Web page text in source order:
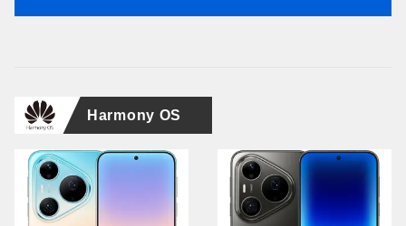
Mulberry Black (Global)
151,300円
(256GB/12GB) / Space
Black
19,300円
Harmony OS